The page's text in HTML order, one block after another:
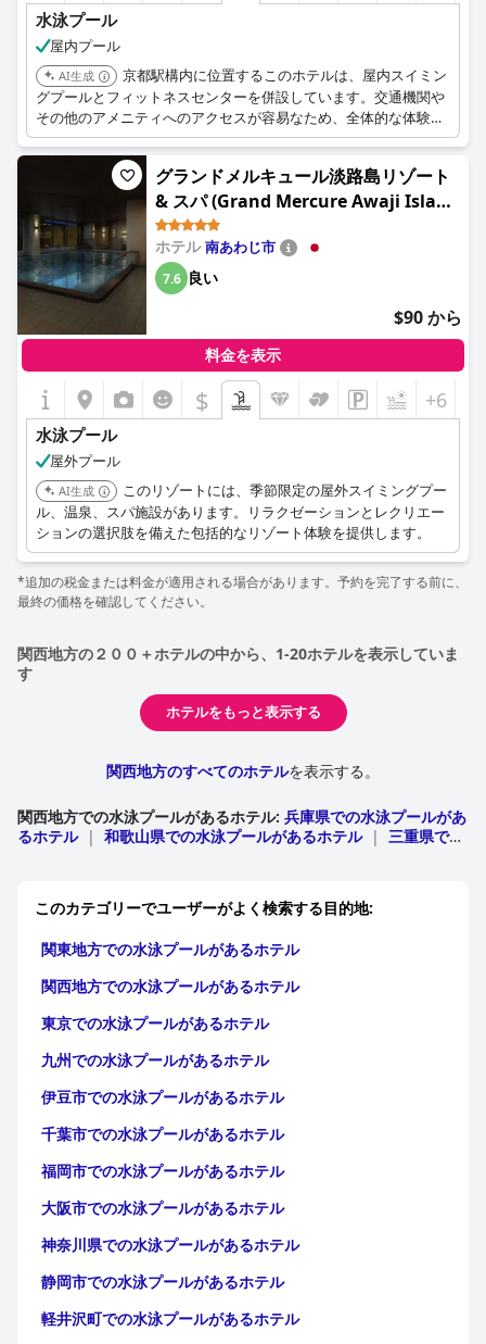
水泳プール
屋内プール
AI生成
京都駅構内に位置するこのホテルは、屋内スイミン
グプールとフィットネスセンターを併設しています。交通機関や
その他のアメニティへのアクセスが容易なため、全体的な体験が
向上します。
グランドメルキュール淡路島リゾート
& スパ (Grand Mercure Awaji Island
Resort & Spa)
ホテル南あわじ市
7.6 良い
$90 から
料金を表示
$ +6
水泳プール
屋外プール
AI生成
このリゾートには、季節限定の屋外スイミングプー
ル、温泉、スパ施設があります。リラクゼーションとレクリエー
ションの選択肢を備えた包括的なリゾート体験を提供します。
*追加の税金または料金が適用される場合があります。予約を完了する前に、
最終の価格を確認してください。
関西地方の２００＋ホテルの中から、1-20ホテルを表示していま
す
ホテルをもっと表示する
関西地方のすべてのホテルを表示する。
関西地方での水泳プールがあるホテル: 兵庫県での水泳プールがあ
るホテル | 和歌山県での水泳プールがあるホテル | 三重県での
奈良県での水泳プールがあるホテル
このカテゴリーでユーザーがよく検索する目的地:
関東地方での水泳プールがあるホテル
関西地方での水泳プールがあるホテル
東京での水泳プールがあるホテル
九州での水泳プールがあるホテル
伊豆市での水泳プールがあるホテル
千葉市での水泳プールがあるホテル
福岡市での水泳プールがあるホテル
大阪市での水泳プールがあるホテル
神奈川県での水泳プールがあるホテル
静岡市での水泳プールがあるホテル
軽井沢町での水泳プールがあるホテル